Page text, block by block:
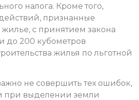
налога. Кроме того,
признанные
с принятием закона
до 200 кубометров
жилья по льготной
не совершить тех ошибок,
при выделении земли